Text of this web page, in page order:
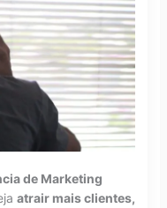
de Marketing
atrair mais clientes,